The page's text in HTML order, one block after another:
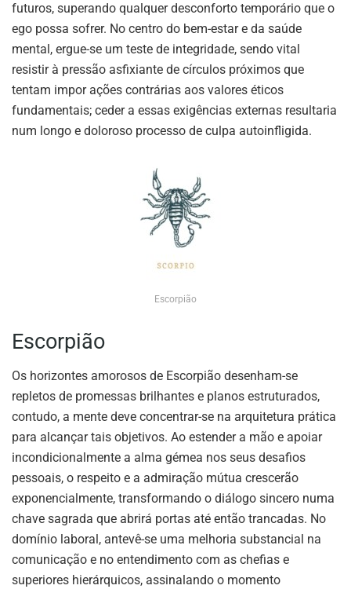
futuros, superando qualquer desconforto temporário que o
ego possa sofrer. No centro do bem-estar e da saúde
mental, ergue-se um teste de integridade, sendo vital
resistir à pressão asfixiante de círculos próximos que
tentam impor ações contrárias aos valores éticos
fundamentais; ceder a essas exigências externas resultaria
num longo e doloroso processo de culpa autoinfligida.
Escorpião
Escorpião
Os horizontes amorosos de Escorpião desenham-se
repletos de promessas brilhantes e planos estruturados,
contudo, a mente deve concentrar-se na arquitetura prática
para alcançar tais objetivos. Ao estender a mão e apoiar
incondicionalmente a alma gémea nos seus desafios
pessoais, o respeito e a admiração mútua crescerão
exponencialmente, transformando o diálogo sincero numa
chave sagrada que abrirá portas até então trancadas. No
domínio laboral, antevê-se uma melhoria substancial na
comunicação e no entendimento com as chefias e
superiores hierárquicos, assinalando o momento